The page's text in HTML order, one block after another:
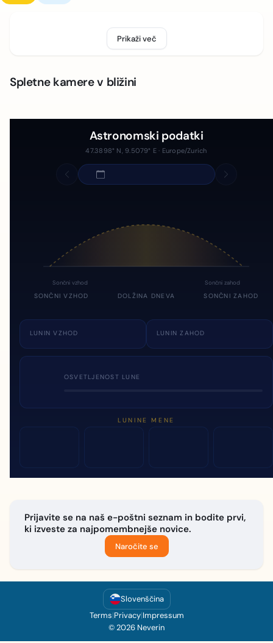
Prikaži več
Spletne kamere v bližini
Astronomski podatki
47.3898° N, 9.5079° E · Europe/Zurich
Sončni vzhod Sončni zahod
SONČNI VZHOD DOLŽINA DNEVA SONČNI ZAHOD
LUNIN VZHOD LUNIN ZAHOD
OSVETLJENOST LUNE
LUNINE MENE
Prijavite se na naš e-poštni seznam in bodite prvi,
ki izveste za najpomembnejše novice.
Naročite se
Slovenščina
Terms|Privacy|Impressum
© 2026 Neverin